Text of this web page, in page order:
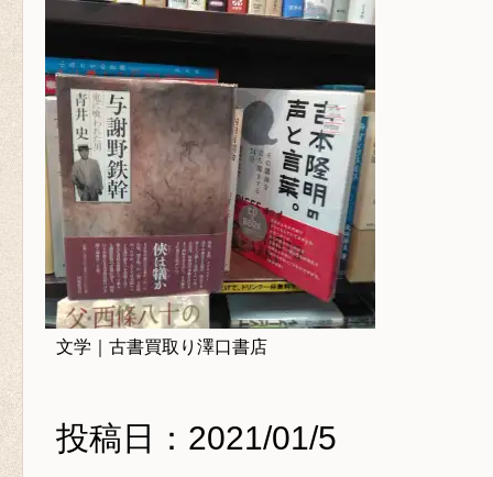
文学｜古書買取り澤口書店
投稿日：2021/01/5